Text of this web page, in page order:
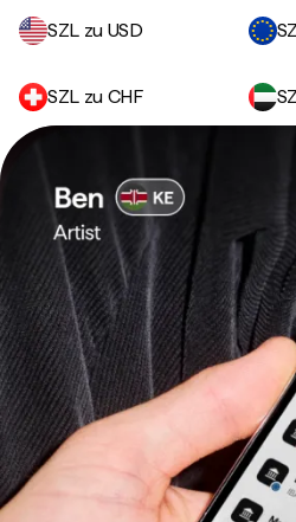
SZL zu USD
SZL zu CHF